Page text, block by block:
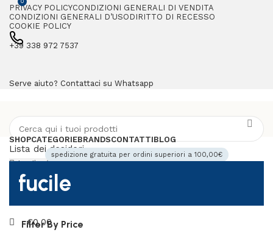
PRIVACY POLICYCONDIZIONI GENERALI DI VENDITA
CONDIZIONI GENERALI D’USO DIRITTO DI RECESSO
COOKIE POLICY
+39 338 972 7537
Serve aiuto? Contattaci su Whatsapp
Lista dei desideri
Login / Register
0€ 0,00
Menu
0
€0,00
SHOPCATEGORIEBRANDSCONTATTIBLOG
spedizione gratuita per ordini superiori a 100,00€
fucile
Filter By Price